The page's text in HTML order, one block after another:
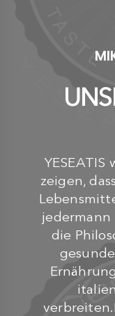
zeigen,
jedermann
die